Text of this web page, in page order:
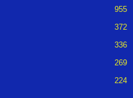
955
372
336
269
224